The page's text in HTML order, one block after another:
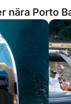
nära Porto